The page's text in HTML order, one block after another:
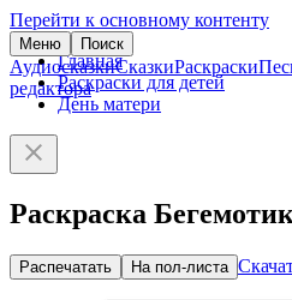
Перейти к основному контенту
Меню Поиск
АудиосказкиСказкиРаскраски
редактора
Главная
Раскраски для детей
День матери
Раскраска
Распечатать На пол-листа